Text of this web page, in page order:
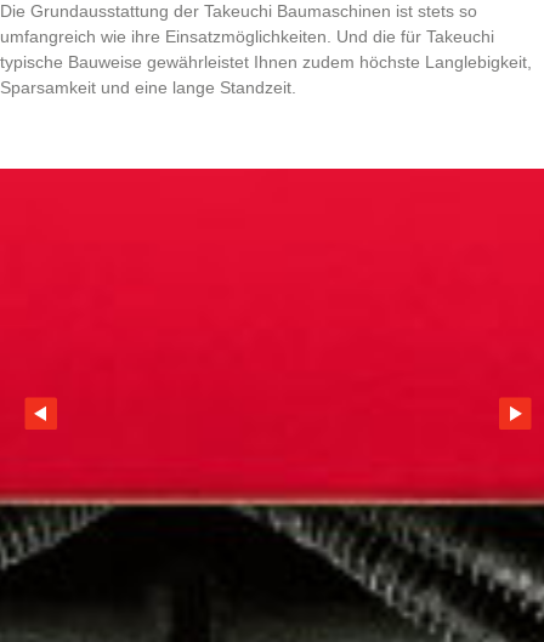
Die Grundausstattung der Takeuchi Baumaschinen ist stets so
umfangreich wie ihre Einsatzmöglichkeiten. Und die für Takeuchi
typische Bauweise gewährleistet Ihnen zudem höchste Langlebigkeit,
Sparsamkeit und eine lange Standzeit.